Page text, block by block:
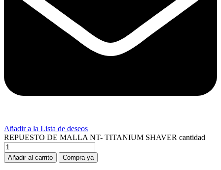
Añadir a la Lista de deseos
REPUESTO DE MALLA NT- TITANIUM SHAVER cantidad
Añadir al carrito Compra ya